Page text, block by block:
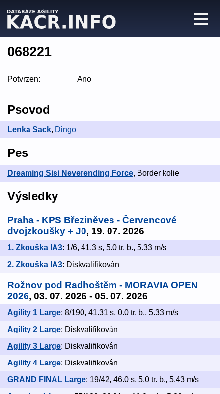
068221
Potvrzen: Ano
Psovod
Lenka Sack, Dingo
Pes
Dreaming Sisi Neverending Force, Border kolie
Výsledky
Praha - KPS Březiněves - Červencové
dvojzkoušky + J0, 19. 07. 2026
1. Zkouška IA3: 1/6, 41.3 s, 5.0 tr. b., 5.33 m/s
2. Zkouška IA3: Diskvalifikován
Rožnov pod Radhoštěm - MORAVIA OPEN
2026, 03. 07. 2026 - 05. 07. 2026
Agility 1 Large: 8/190, 41.31 s, 0.0 tr. b., 5.33 m/s
Agility 2 Large: Diskvalifikován
Agility 3 Large: Diskvalifikován
Agility 4 Large: Diskvalifikován
GRAND FINAL Large: 19/42, 46.0 s, 5.0 tr. b., 5.43 m/s